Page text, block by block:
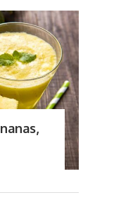
Reteta Ghiveci de
cuptor
10 iulie 2025